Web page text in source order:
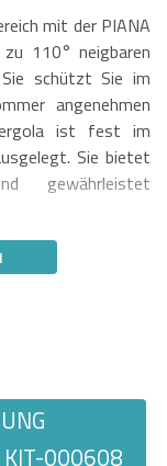
mit der PIANA
110° neigbaren
schützt Sie im
angenehmen
ist fest im
Sie bietet
gewährleistet
KIT-000608